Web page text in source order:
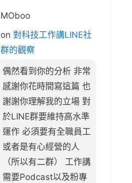
MOboo
on 對科技工作講LINE社
群的觀察
偶然看到你的分析 非常
感謝你花時間寫這篇 也
謝謝你理解我的立場 對
於LINE群要維持高水準
運作 必須要有全職員工
或者是有心經營的人
（所以有二群） 工作講
需要Podcast以及粉專